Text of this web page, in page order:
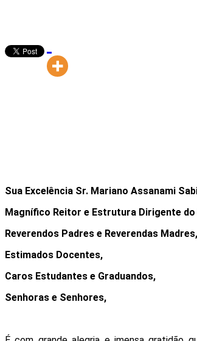
Sua Excelência Sr. Mariano Assanami
Magnífico Reitor e Estrutura Dirigente do
Reverendos Padres e Reverendas Madres,
Estimados Docentes,
Caros Estudantes e Graduandos,
Senhoras e Senhores,